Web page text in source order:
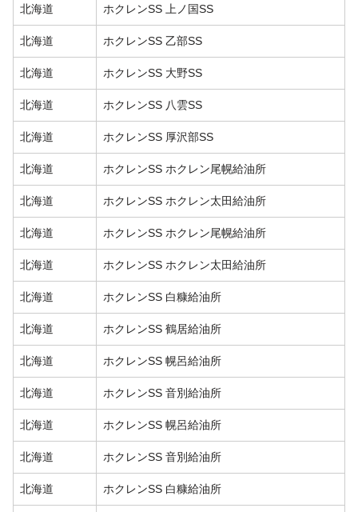
北海道 ホクレンSS 上ノ国SS
北海道 ホクレンSS 乙部SS
北海道 ホクレンSS 大野SS
北海道 ホクレンSS 八雲SS
北海道 ホクレンSS 厚沢部SS
北海道 ホクレンSS ホクレン尾幌給油所
北海道 ホクレンSS ホクレン太田給油所
北海道 ホクレンSS ホクレン尾幌給油所
北海道 ホクレンSS ホクレン太田給油所
北海道 ホクレンSS 白糠給油所
北海道 ホクレンSS 鶴居給油所
北海道 ホクレンSS 幌呂給油所
北海道 ホクレンSS 音別給油所
北海道 ホクレンSS 幌呂給油所
北海道 ホクレンSS 音別給油所
北海道 ホクレンSS 白糠給油所